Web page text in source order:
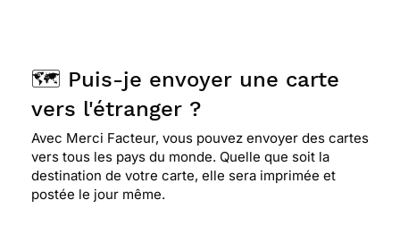
⭐⭐⭐⭐⭐ Le 07/02/2021 : C'est ma préférée
⭐⭐⭐⭐⭐ Le 24/10/2019 : Cet une application
vraiment magique!. Ce service avec un panel de
choix de cartes et textes est supérieur à mes
attentes. De plus, les indications de l'envoi sont
🗺️ Puis-je envoyer une carte
vers l'étranger ?
Avec Merci Facteur, vous pouvez envoyer des cartes
vers tous les pays du monde. Quelle que soit la
destination de votre carte, elle sera imprimée et
postée le jour même.